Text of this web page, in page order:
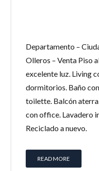
Departamento –
Olleros – Venta Piso
excelente luz. Living
dormitorios. Baño
toilette. Balcón
con office. Lavadero
Reciclado a nuevo.
READ MORE